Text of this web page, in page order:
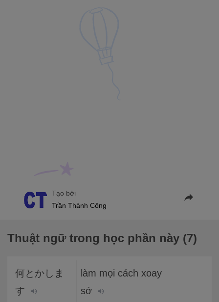
Tạo bởi
Trần Thành Công
Thuật ngữ trong học phần này (7)
何とかしま
す
làm mọi cách xoay
sở